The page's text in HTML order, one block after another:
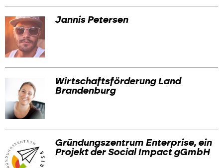
Jannis Petersen
Wirtschaftsförderung Land
Brandenburg
Gründungszentrum Enterprise, ein
Projekt der Social Impact gGmbH